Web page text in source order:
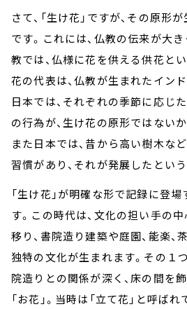
さて、「生け花」ですが、その原形
です。これには、仏教の伝来が大
教では、仏様に花を供える供花と
花の代表は、仏教が生まれたイン
日本では、それぞれの季節に応じ
の行為が、生け花の原形ではないか
また日本では、昔から高い樹木な
習慣があり、それが発展したとい
「生け花」が明確な形で記録に登
す。この時代は、文化の担い手の
移り、書院造り建築や庭園、能楽、
独特の文化が生まれます。その１
院造りとの関係が深く、床の間を
「お花」。当時は「立て花」と呼ば